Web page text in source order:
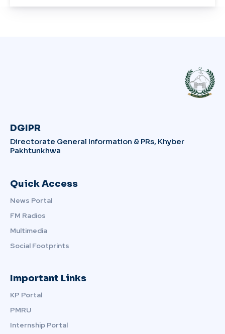
DGIPR
Directorate General Information & PRs, Khyber
Pakhtunkhwa
Quick Access
News Portal
FM Radios
Multimedia
Social Footprints
Important Links
KP Portal
PMRU
Internship Portal